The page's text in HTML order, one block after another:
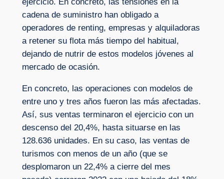
cadena de suministro han obligado a
operadores de renting, empresas y alquiladoras
a retener su flota más tiempo del habitual,
dejando de nutrir de estos modelos jóvenes al
mercado de ocasión.
En concreto, las operaciones con modelos de
entre uno y tres años fueron las más afectadas.
Así, sus ventas terminaron el ejercicio con un
descenso del 20,4%, hasta situarse en las
128.636 unidades. En su caso, las ventas de
turismos con menos de un año (que se
desplomaron un 22,4% a cierre del mes